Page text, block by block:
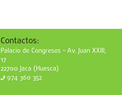
Contactos:
Palacio de Congresos – Av. Juan XXIII,
17
22700 Jaca (Huesca)
974 360 352